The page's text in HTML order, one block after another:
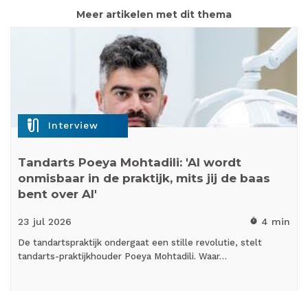
Meer artikelen met dit thema
mic_external_on Interview
Tandarts Poeya Mohtadili: 'AI wordt
onmisbaar in de praktijk, mits jij de baas
bent over AI'
23 jul 2026 timer 4 min
De tandartspraktijk ondergaat een stille revolutie, stelt
tandarts-praktijkhouder Poeya Mohtadili. Waar…